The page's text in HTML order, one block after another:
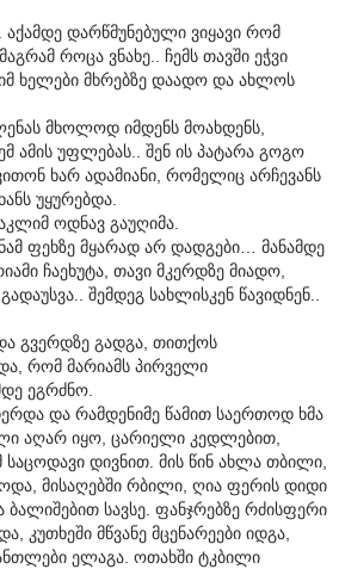
აქამდე დარწმუნებული ვიყავი რომ
როცა ვნახე.. ჩემს თავში ეჭვი
ხელები მხრებზე დაადო და ახლოს
მხოლოდ იმდენს მოახდენს,
ამის უფლებას.. შენ ის პატარა გოგო
ხარ ადამიანი, რომელიც არჩევანს
უყურებდა.
ოდნავ გაუღიმა.
ფეხზე მყარად არ დადგები… მანამდე
ჩაეხუტა, თავი მკერდზე მიადო,
შემდეგ სახლისკენ წავიდნენ..
გვერდზე გადგა, თითქოს
რომ მარიამს პირველი
ეგრძნო.
და რამდენიმე წამით საერთოდ ხმა
აღარ იყო, ცარიელი კედლებით,
საცოდავი დივნით. მის წინ ახლა თბილი,
მისაღებში რბილი, ღია ფერის დიდი
სავსე. ფანჯრებზე რძისფერი
კუთხეში მწვანე მცენარეები იდგა,
ელაგა. ოთახში ტკბილი